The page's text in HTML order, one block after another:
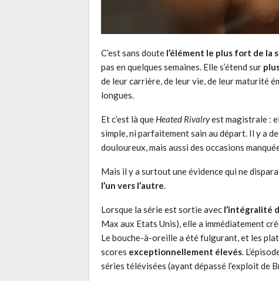
C’est sans doute l’élément le plus fort de la
pas en quelques semaines. Elle s’étend sur
de leur carrière, de leur vie, de leur maturité
longues.
Et c’est là que Heated Rivalryest magistrale :
simple, ni parfaitement sain au départ. Il y a
douloureux, mais aussi des occasions
Mais il y a surtout une évidence qui ne
l’un vers l’autre.
Lorsque la série est sortie avec l’intégralité
Max aux Etats Unis), elle a immédiatement
Le bouche-à-oreille a été fulgurant, et les
scores exceptionnellement élevés.
séries télévisées (ayant dépassé l’exploit de